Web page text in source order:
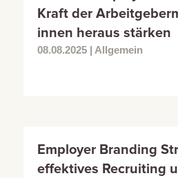
Kraft der
innen heraus stärken
08.08.2025| Allgemein
Employer Branding
effektives Recruiting